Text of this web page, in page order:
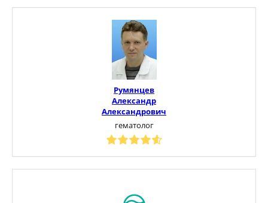
Румянцев
Александр
Александрович
гематолог